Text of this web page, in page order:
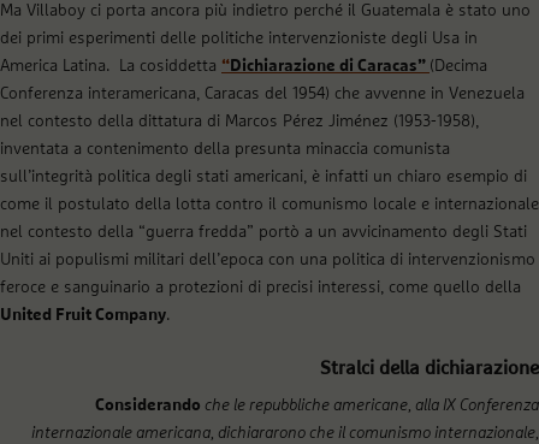
Ma Villaboy ci porta ancora più indietro perché il Guatemala è stato uno
dei primi esperimenti delle politiche intervenzioniste degli Usa in
America Latina. La cosiddetta “ Dichiarazione di Caracas” (Decima
Conferenza interamericana, Caracas del 1954) che avvenne in Venezuela
nel contesto della dittatura di Marcos Pérez Jiménez (1953-1958),
inventata a contenimento della presunta minaccia comunista
sull’integrità politica degli stati americani, è infatti un chiaro esempio di
come il postulato della lotta contro il comunismo locale e internazionale
nel contesto della “guerra fredda” portò a un avvicinamento degli Stati
Uniti ai populismi militari dell’epoca con una politica di intervenzionismo
feroce e sanguinario a protezioni di precisi interessi, come quello della
United Fruit Company.
Stralci della dichiarazione
Considerando che le repubbliche americane, alla IX Conferenza
internazionale americana, dichiararono che il comunismo internazionale,